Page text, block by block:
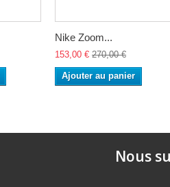
Nike Zoom...
153,00 € 270,00 €
Ajouter au panier
Nous